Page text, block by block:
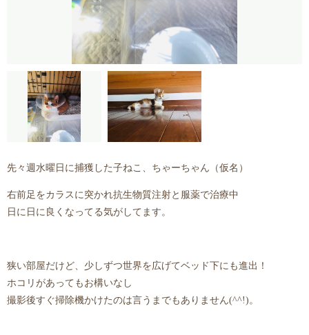
先々週水曜日に捕獲した子ねこ、ちゃーちゃん（仮名）
右前足をカラスに突かれ抗生物質注射と服薬で治療中
日に日に良くなってる気がしてます。
狭い部屋だけど、少しずつ世界を広げてベッド下にも進出！
ホコリがあってもお構いなし
撮影後すぐ掃除機かけたのは言うまでもありません(^^!)。